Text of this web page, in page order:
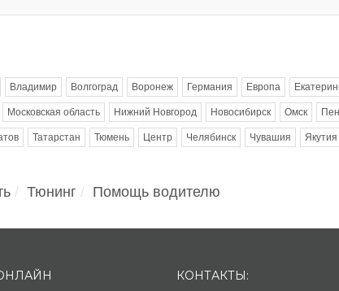
Владимир Волгоград Воронеж Германия Европа
Московская область Нижний Новгород Новосибирск Омск
Татарстан Тюмень Центр Челябинск Чувашия Якутия
Тюнинг Помощь водителю
КОНТАКТЫ: